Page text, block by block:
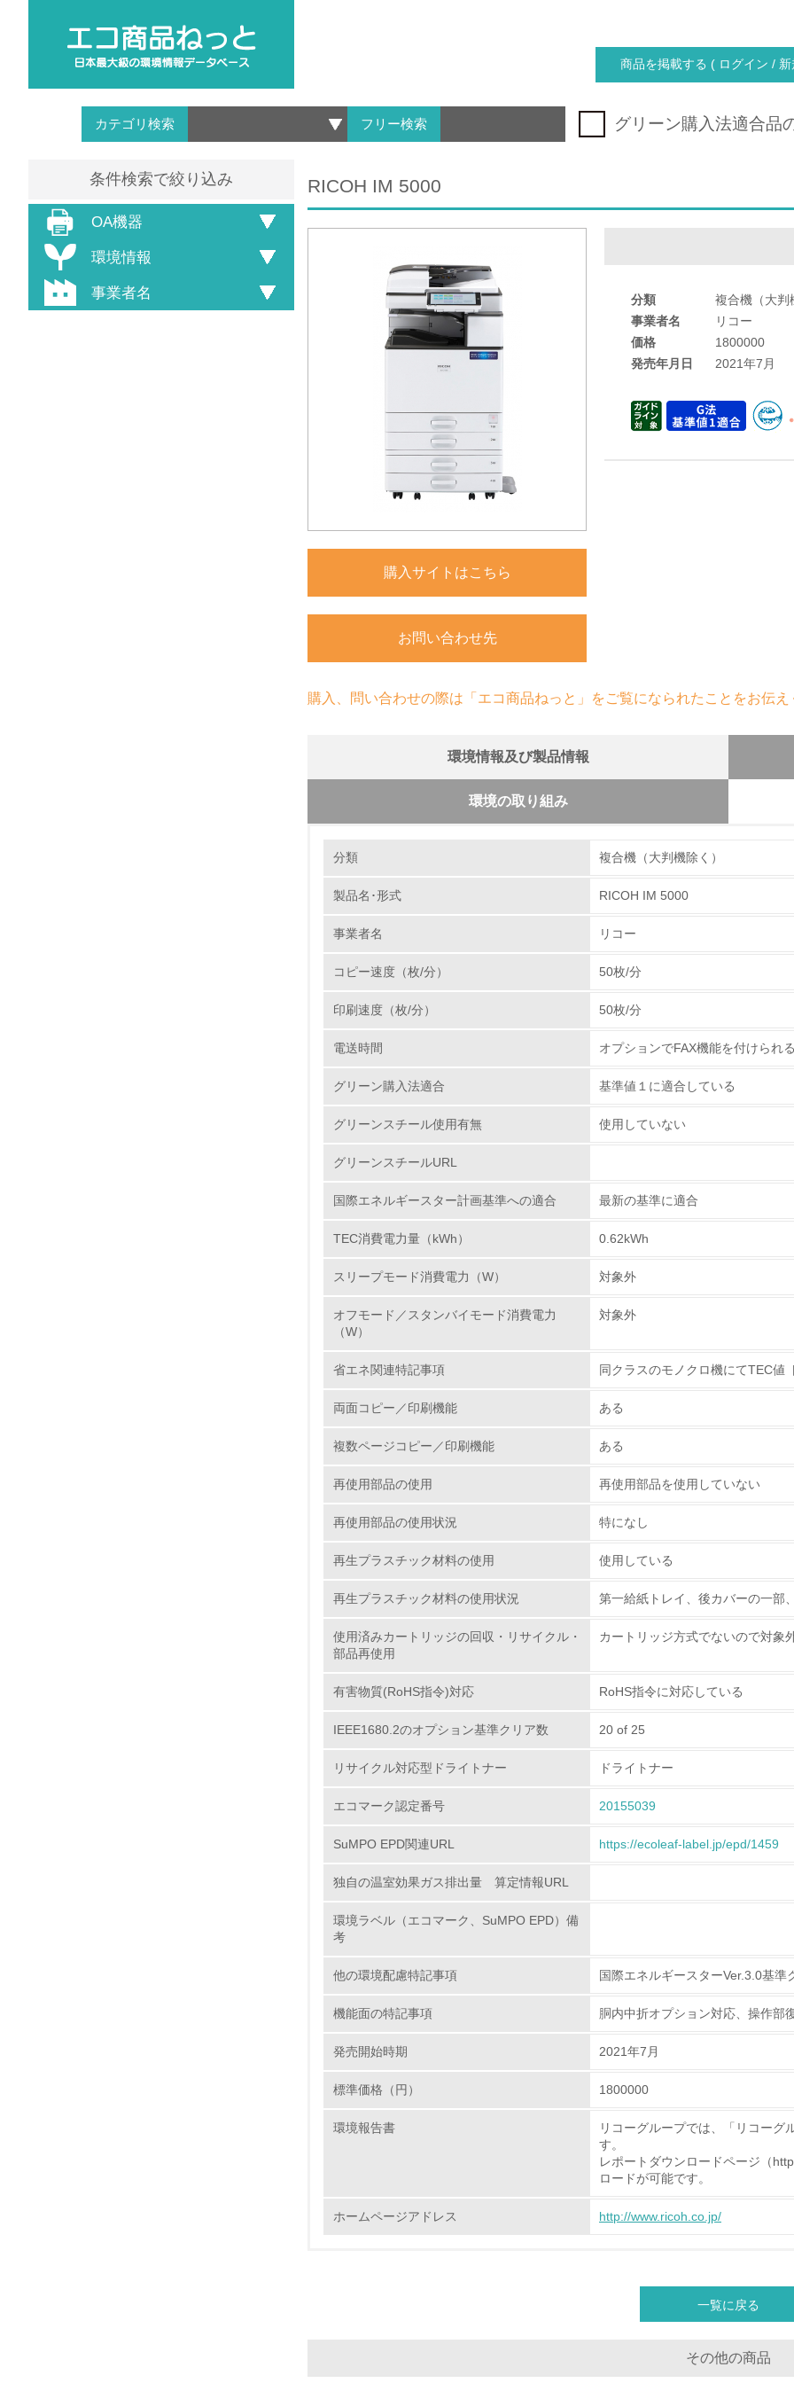
商品を掲載する ( ログイン / 新
カテゴリ検索 フリー検索 グリーン購入法適合品
条件検索で絞り込み
OA機器
環境情報
事業者名
RICOH IM 5000
購入サイトはこちら
お問い合わせ先
分類
複合機（大判
事業者名
リコー
価格
1800000
発売年月日
2021年7月
購入、問い合わせの際は「エコ商品ねっと」をご覧になられたことをお伝え
環境情報及び製品情報
環境の取り組み
1.環境取り組み体制
No.
5. 環境取り組み体制と成果を定期的に検証して次の活動に活かして
6. 従業員が環境方針に基づいて自分の業務の中で行うべき環境対
7.
環境活動に関する規格やプログラムを導入している
8. 第三者認証を取得している
9. <L1> 資源（投入原料、水等）とエネルギー（電力、重油、ガス
10. <L2> 資源とエネルギーの使用量の把握をし、具体的な削減目標
環境配慮型製品・サービスの
11. <L1> 環境配慮型製品・サービスの製造・販売を積極的に行って
12. <L2> 環境配慮型製品・サービスの製造・販売状況を把握し、具
非該当（化学物質を使用していない）
<L1> 化学物質の使用量及び外部（大気・水・土壌）への排出量
18. <L2> 化学物質の使用量及び外部への排出量を把握し、具体的な
<L1> 廃棄物の発生量の削減及びリサイクルの推進、適正処理を
製品本体とカートリッジの回収・リサイクルのしくみ
集められる使用済み製品をさらに全国１９の回収センターへと輸
サイクル・部品リサイクル・マテリアルリサイクル・ケミカルリ
再資源化率１００％に向けて取り組んでいます。カートリッジで
ートを新たに追加し、リコーグループ全体で積極的に回収を行っ
で選別・分解・分別処理を行ない、新品と同一基準でリサイクル
バイオプラスチックの環境影響評価
石油に代わる環境負荷低減素材の実用化に挑戦していきます。
分類 複合機（大判機除く）
製品名･形式 RICOH IM 5000
事業者名 リコー
コピー速度（枚/分） 50枚/分
印刷速度（枚/分） 50枚/分
電送時間 オプションでFAX機能を付けられる
グリーン購入法適合 基準値１に適合している
グリーンスチール使用有無 使用していない
グリーンスチールURL
国際エネルギースター計画基準への適合 最新の基準に適合
TEC消費電力量（kWh） 0.62kWh
スリープモード消費電力（W） 対象外
オフモード／スタンバイモード消費電力
（W）
対象外
省エネ関連特記事項 同クラスのモノクロ機にてTEC値
両面コピー／印刷機能 ある
複数ページコピー／印刷機能 ある
再使用部品の使用 再使用部品を使用していない
再使用部品の使用状況 特になし
再生プラスチック材料の使用 使用している
再生プラスチック材料の使用状況 第一給紙トレイ、後カバーの一部
使用済みカートリッジの回収・リサイクル・
部品再使用
カートリッジ方式でないので対象
有害物質(RoHS指令)対応 RoHS指令に対応している
IEEE1680.2のオプション基準クリア数 20 of 25
リサイクル対応型ドライトナー ドライトナー
エコマーク認定番号 20155039
SuMPO EPD関連URL https://ecoleaf-label.jp/epd/1459
独自の温室効果ガス排出量 算定情報URL
環境ラベル（エコマーク、SuMPO EPD）備
考
他の環境配慮特記事項 国際エネルギースターVer.3.0基
機能面の特記事項 胴内中折オプション対応、操作部
発売開始時期 2021年7月
標準価格（円） 1800000
環境報告書
リコーグループでは、「リコーグ
す。
レポートダウンロードページ（
ロードが可能です。
ホームページアドレス http://www.ricoh.co.jp/
一覧に戻る
その他の商品